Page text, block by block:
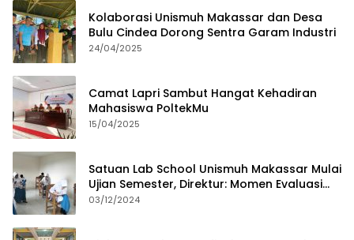
Kolaborasi Unismuh Makassar dan Desa
Bulu Cindea Dorong Sentra Garam Industri
24/04/2025
Camat Lapri Sambut Hangat Kehadiran
Mahasiswa PoltekMu
15/04/2025
Satuan Lab School Unismuh Makassar Mulai
Ujian Semester, Direktur: Momen Evaluasi
Proses Pembelajaran
03/12/2024